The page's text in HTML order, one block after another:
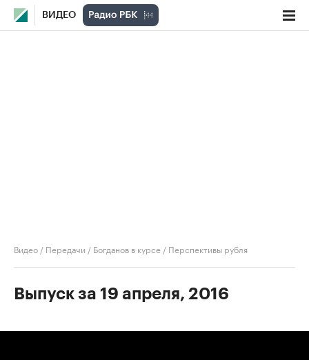
ВИДЕО
Видео / Передачи / Богданов в курсе / Перспективы рубля
Выпуск за 19 апреля, 2016